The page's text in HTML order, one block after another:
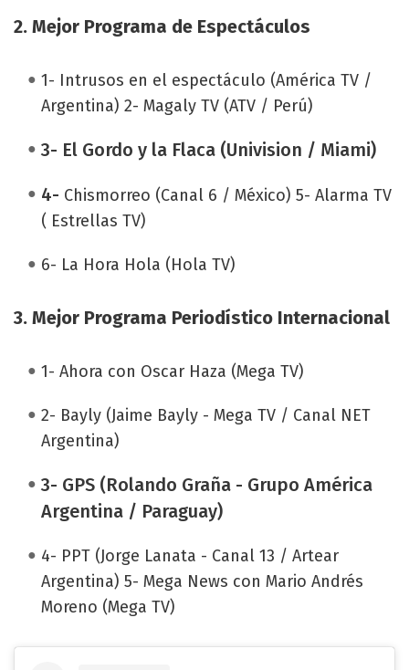
2. Mejor Programa de Espectáculos
1- Intrusos en el espectáculo (América TV /
Argentina) 2- Magaly TV (ATV / Perú)
3- El Gordo y la Flaca (Univision / Miami)
4- Chismorreo (Canal 6 / México) 5- Alarma TV
( Estrellas TV)
6- La Hora Hola (Hola TV)
3. Mejor Programa Periodístico Internacional
1- Ahora con Oscar Haza (Mega TV)
2- Bayly (Jaime Bayly - Mega TV / Canal NET
Argentina)
3- GPS (Rolando Graña - Grupo América
Argentina / Paraguay)
4- PPT (Jorge Lanata - Canal 13 / Artear
Argentina) 5- Mega News con Mario Andrés
Moreno (Mega TV)